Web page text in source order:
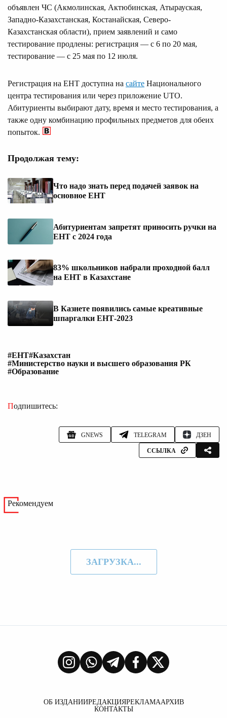
объявлен ЧС (Акмолинская, Актюбинская, Атырауская,
Западно-Казахстанская, Костанайская, Северо-
Казахстанская области), прием заявлений и само
тестирование продлены: регистрация — с 6 по 20 мая,
тестирование — с 25 мая по 12 июля.
Регистрация на ЕНТ доступна на сайте Национального
центра тестирования или через приложение UTO.
Абитуриенты выбирают дату, время и место тестирования, а
также одну комбинацию профильных предметов для обеих
попыток.
Продолжая тему:
Что надо знать перед подачей заявок на
основное ЕНТ
Абитуриентам запретят приносить ручки на
ЕНТ с 2024 года
83% школьников набрали проходной балл
на ЕНТ в Казахстане
В Казнете появились самые креативные
шпаргалки ЕНТ-2023
#ЕНТ#Казахстан
#Министерство науки и высшего образования РК
#Образование
Подпишитесь:
GNEWS TELEGRAM ДЗЕН
ССЫЛКА
Рекомендуем
ЗАГРУЗКА...
ОБ ИЗДАНИИРЕДАКЦИЯРЕКЛАМААРХИВ
КОНТАКТЫ